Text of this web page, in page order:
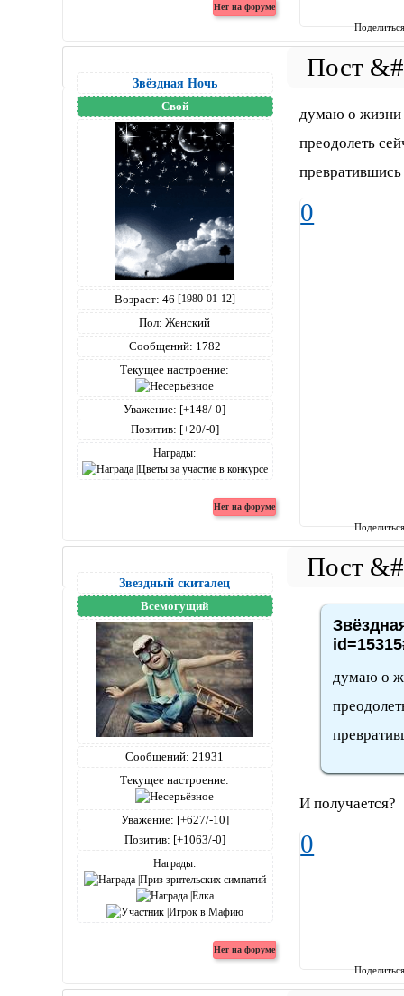
Звёздная Ночь
Свой
Возраст: 46 [1980-01-12]
Пол: Женский
Сообщений: 1782
Текущее настроение:
Уважение: [+148/-0]
Позитив: [+20/-0]
Награды:
думаю о жизни
преодолеть
0
Звездный скиталец
Всемогущий
Сообщений: 21931
Текущее настроение:
Уважение: [+627/-10]
Позитив: [+1063/-0]
Награды:
думаю о
И получается?
0